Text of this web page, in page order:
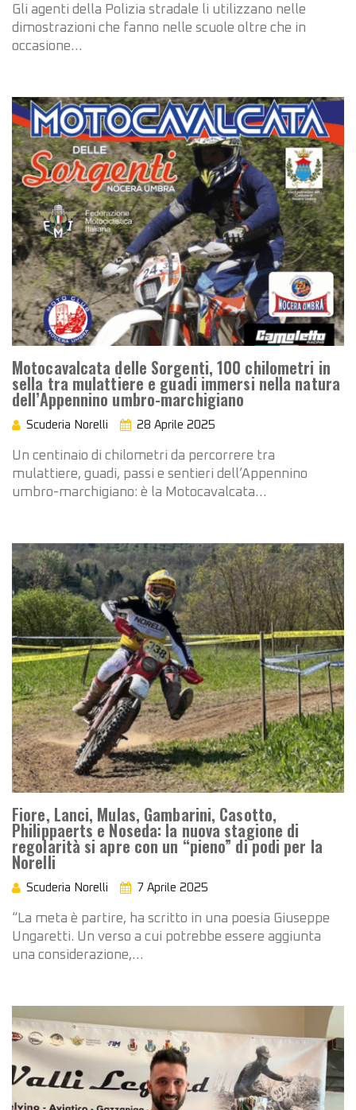
Gli agenti della Polizia stradale li utilizzano nelle
dimostrazioni che fanno nelle scuole oltre che in
occasione…
Motocavalcata delle Sorgenti, 100 chilometri in
sella tra mulattiere e guadi immersi nella natura
dell’Appennino umbro-marchigiano
Scuderia Norelli 28 Aprile 2025
Un centinaio di chilometri da percorrere tra
mulattiere, guadi, passi e sentieri dell’Appennino
umbro-marchigiano: è la Motocavalcata…
Fiore, Lanci, Mulas, Gambarini, Casotto,
Philippaerts e Noseda: la nuova stagione di
regolarità si apre con un “pieno” di podi per la
Norelli
Scuderia Norelli 7 Aprile 2025
“La meta è partire, ha scritto in una poesia Giuseppe
Ungaretti. Un verso a cui potrebbe essere aggiunta
una considerazione,…